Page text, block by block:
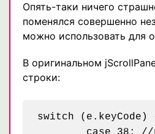
Опять-таки ничего
поменялся совершенно
можно использовать для
В оригинальном
строки:
switch (e.keyCode)